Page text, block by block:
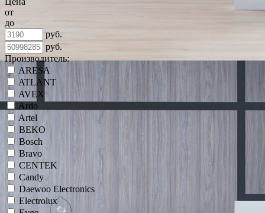
от
до
руб.
руб.
Производитель:
ARESA
ATLANT
AVEX
Ardo
Artel
BEKO
Bosch
Bravo
CENTEK
Candy
Daewoo Electronics
Electrolux